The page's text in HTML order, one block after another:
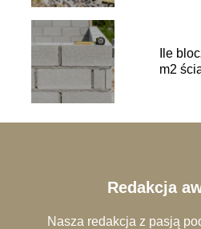
Ile
m2
Redakcja
Nasza redakcja z pasją